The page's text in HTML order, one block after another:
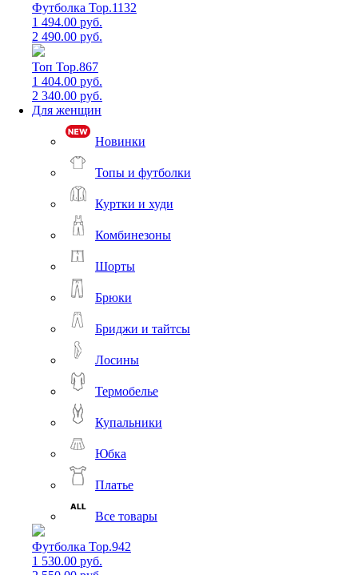
Футболка Top.1132
1 494.00 руб.
2 490.00 руб.
Топ Top.867
1 404.00 руб.
2 340.00 руб.
Для женщин
Новинки
Топы и футболки
Куртки и худи
Комбинезоны
Шорты
Брюки
Бриджи и тайтсы
Лосины
Термобелье
Купальники
Юбка
Платье
Все товары
Футболка Top.942
1 530.00 руб.